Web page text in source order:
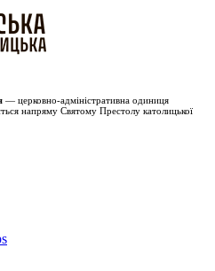
— церковно-адміністративна одиниця
напряму Святому Престолу католицької